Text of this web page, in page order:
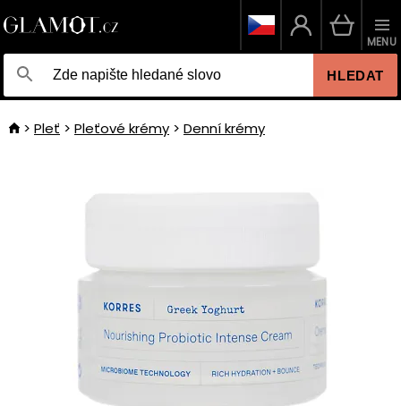
HLEDAT
MENU
Pleť Pleťové krémy Denní krémy